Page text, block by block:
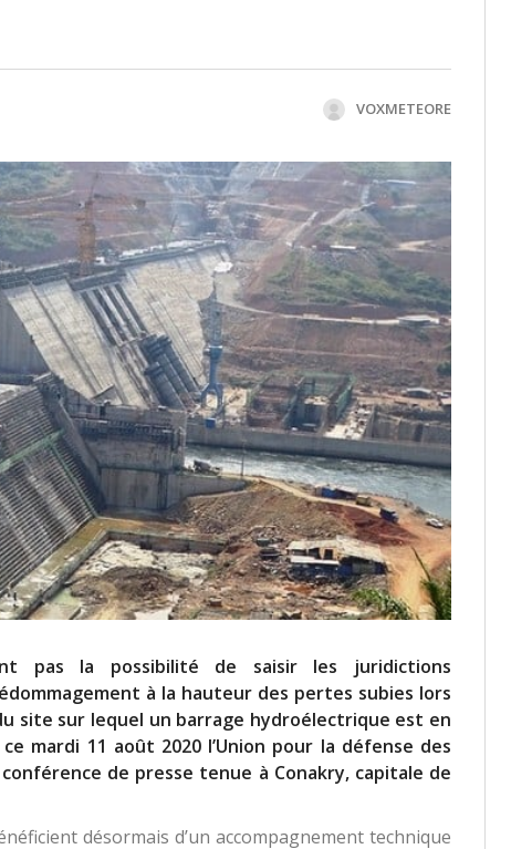
VOXMETEORE
pas la possibilité de saisir les juridictions
à la hauteur des pertes subies lors
site sur lequel un barrage hydroélectrique est en
mardi 11 août 2020 l’Union pour la défense des
de presse tenue à Conakry, capitale de
désormais d’un accompagnement technique